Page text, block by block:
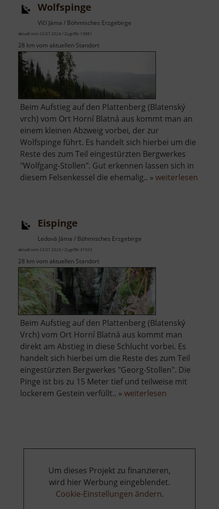
Wolfspinge
Vlčí Jáma / Böhmisches Erzgebirge
aktuell vom 23.07.2024 / Zugriffe: 19881
28 km vom aktuellen Standort
Beim Aufstieg auf den Plattenberg (Blatenský
vrch) vom Ort Horní Blatná aus kommt man an
einem kleinen Abzweig vorbei, der zur
Wolfspinge führt. Es handelt sich hierbei um die
Reste des zum Teil eingestürzten Bergwerkes
"Wolfgang-Stollen". Gut erkennen lassen sich in
diesem Felsenkessel die ehemalig.. » weiterlesen
Eispinge
Ledová Jáma / Böhmisches Erzgebirge
aktuell vom 23.07.2024 / Zugriffe: 31503
28 km vom aktuellen Standort
Beim Aufstieg auf den Plattenberg (Blatenský
Vrch) vom Ort Horní Blatná aus kommt man
direkt am Abstieg in diese Schlucht vorbei. Es
handelt sich hierbei um die Reste des zum Teil
eingestürzten Bergwerkes "Georg-Stollen". Die
Pinge ist bis zu 15 Meter tief und teilweise mit
lockerem Gestein verfüllt.. » weiterlesen
Um dieses Projekt zu finanzieren,
wird hier Werbung eingeblendet.
Cookie-Einstellungen ändern.